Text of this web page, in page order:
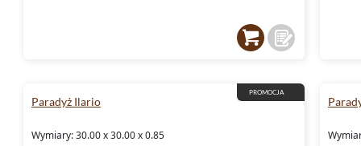
PROMOCJA
Paradyż Ilario
Wymiary: 30.00 x 30.00 x 0.85